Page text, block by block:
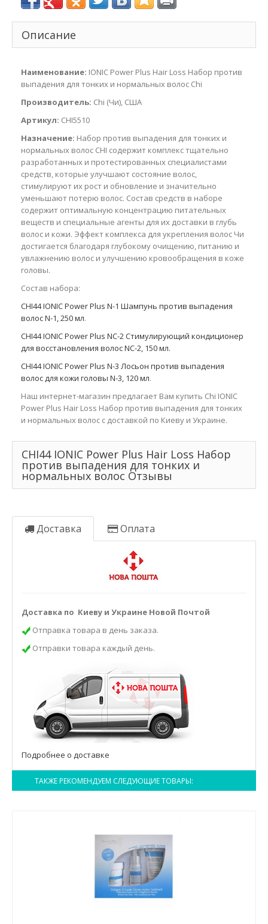
Описание
Наименование: IONIC Power Plus Hair Loss Набор против
выпадения для тонких и нормальных волос Chi
Производитель: Chi (Чи), США
Артикул: CHI5510
Назначение: Набор против выпадения для тонких и
нормальных волос CHI содержит комплекс тщательно
разработанных и протестированных специалистами
средств, которые улучшают состояние волос,
стимулируют их рост и обновление и значительно
уменьшают потерю волос. Состав средств в наборе
содержит оптимальную концентрацию питательных
веществ и специальные агенты для их доставки в глубь
волос и кожи. Эффект комплекса для укрепления волос Чи
достигается благодаря глубокому очищению, питанию и
увлажнению волос и улучшению кровообращения в коже
головы.
Состав набора:
CHI44 IONIC Power Plus N-1 Шампунь против выпадения
волос N-1, 250 мл.
CHI44 IONIC Power Plus NC-2 Стимулирующий кондиционер
для восстановления волос NC-2, 150 мл.
CHI44 IONIC Power Plus N-3 Лосьон против выпадения
волос для кожи головы N-3, 120 мл.
Наш интернет-магазин предлагает Вам купить Chi IONIC
Power Plus Hair Loss Набор против выпадения для тонких
и нормальных волос с доставкой по Киеву и Украине.
CHI44 IONIC Power Plus Hair Loss Набор
против выпадения для тонких и
нормальных волос Отзывы
Доставка Оплата
Доставка по Киеву и Украине Новой Почтой
Отправка товара в день заказа.
Отправки товара каждый день.
Подробнее о доставке
ТАКЖЕ РЕКОМЕНДУЕМ СЛЕДУЮЩИЕ ТОВАРЫ: